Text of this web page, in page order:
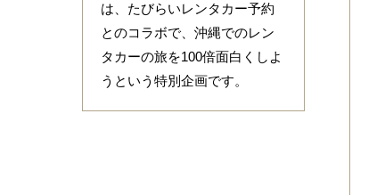
は、たびらいレンタカー予約
とのコラボで、沖縄でのレン
タカーの旅を100倍面白くしよ
うという特別企画です。